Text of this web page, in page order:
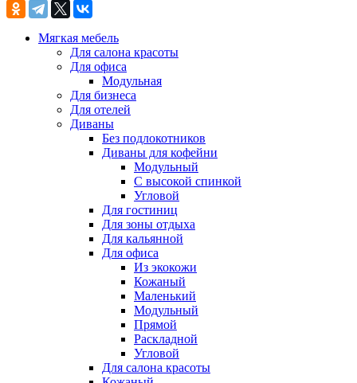
Мягкая мебель
Для салона красоты
Для офиса
Модульная
Для бизнеса
Для отелей
Диваны
Без подлокотников
Диваны для кофейни
Модульный
С высокой спинкой
Угловой
Для гостиниц
Для зоны отдыха
Для кальянной
Для офиса
Из экокожи
Кожаный
Маленький
Модульный
Прямой
Раскладной
Угловой
Для салона красоты